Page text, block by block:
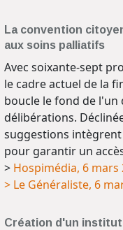
La convention
aux soins palliatifs
Avec soixante-sept
le cadre actuel de la
boucle le fond de l'un
délibérations.
suggestions
pour garantir un
> Hospimédia, 6 mars
> Le Généraliste, 6
Création d'un